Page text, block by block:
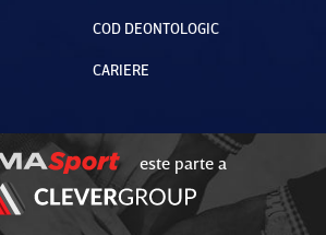
COD DEONTOLOGIC
CARIERE
este parte a